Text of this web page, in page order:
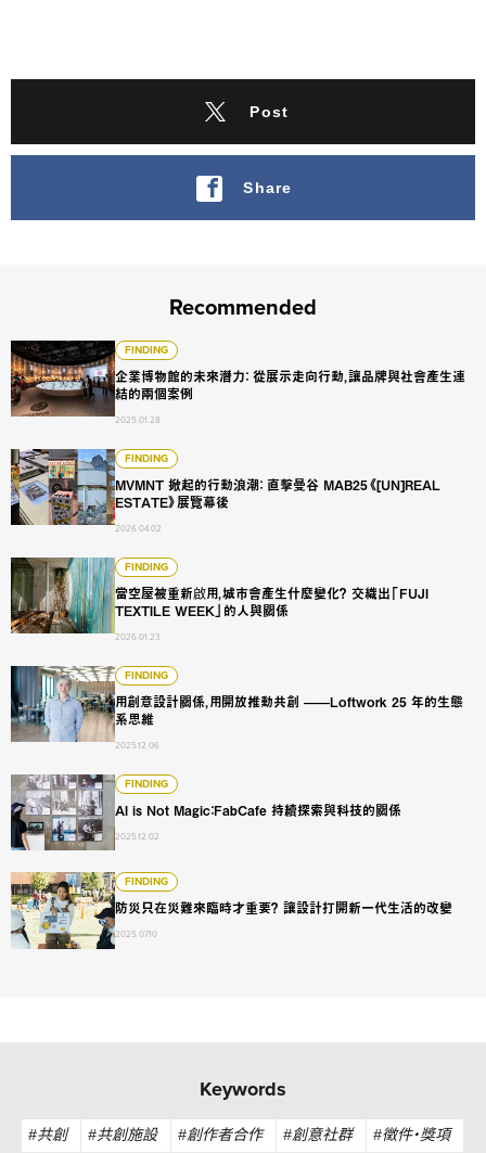
Post
Share
Recommended
FINDING
企業博物館的未來潛力： 從展示走向行動，讓品牌與社會產生連
結的兩個案例
2025.01.28
企業博物館的未來潛力： 從展示走向行動，讓品牌與社會產生
FINDING
MVMNT 掀起的行動浪潮： 直擊曼谷 MAB25《[UN]REAL
ESTATE》展覽幕後
2026.04.02
MVMNT 掀起的行動浪潮： 直擊曼谷 MAB25《[UN]REAL
FINDING
當空屋被重新啟用，城市會產生什麼變化？ 交織出「FUJI
TEXTILE WEEK」的人與關係
2026.01.23
當空屋被重新啟用，城市會產生什麼變化？ 交織出「FUJI
FINDING
用創意設計關係，用開放推動共創 ——Loftwork 25 年的生態
系思維
2025.12.06
用創意設計關係，用開放推動共創 ——Loftwork 25 年的生態
FINDING
AI is Not Magic：FabCafe 持續探索與科技的關係
2025.12.02
AI is Not Magic：FabCafe 持續探索與科技的關係
FINDING
防災只在災難來臨時才重要？ 讓設計打開新一代生活的改變
2025.07.10
防災只在災難來臨時才重要？ 讓設計打開新一代生活的改變
Keywords
#共創 #共創施設 #創作者合作 #創意社群
#徵件・獎項